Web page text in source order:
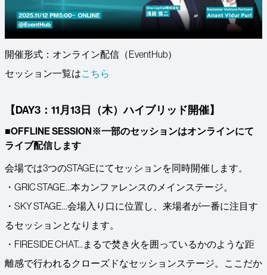
開催形式：オンライン配信（EventHub）
セッション一覧はこちら
【DAY3：11月13日（木）ハイブリッド開催】
■OFFLINE SESSION※一部のセッションはオンラインにて
ライブ配信します
会場では3つのSTAGEにてセッションを同時開催します。
・GRIC STAGE…本カンファレンスのメインステージ。
・SKY STAGE…会場入り口に位置し、来場者が一番に注目す
るセッションとなります。
・FIRESIDE CHAT…まるで焚き火を囲っているかのような距
離感で行われるクローズドなセッションステージ。ここだか